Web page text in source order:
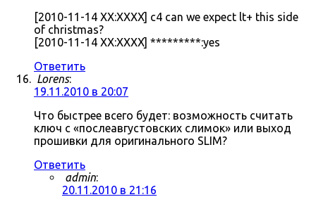
[2010-11-14 XX:XXXX] c4 can we expect lt+ this side
of christmas?
[2010-11-14 XX:XXXX] *********:yes
Ответить
Lorens:
19.11.2010 в 20:07
Что быстрее всего будет: возможность считать
ключ с «послеавгустовских слимок» или выход
прошивки для оригинального SLIM?
Ответить
admin:
20.11.2010 в 21:16